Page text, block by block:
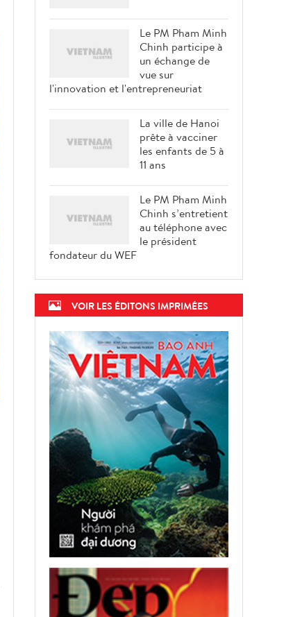
Le PM Pham Minh
Chinh participe à
un échange de
vue sur
l'innovation et l'entrepreneuriat
La ville de Hanoi
prête à vacciner
les enfants de 5 à
11 ans
Le PM Pham Minh
Chinh s’entretient
au téléphone avec
le président
fondateur du WEF
VOIR LES ÉDITONS IMPRIMÉES